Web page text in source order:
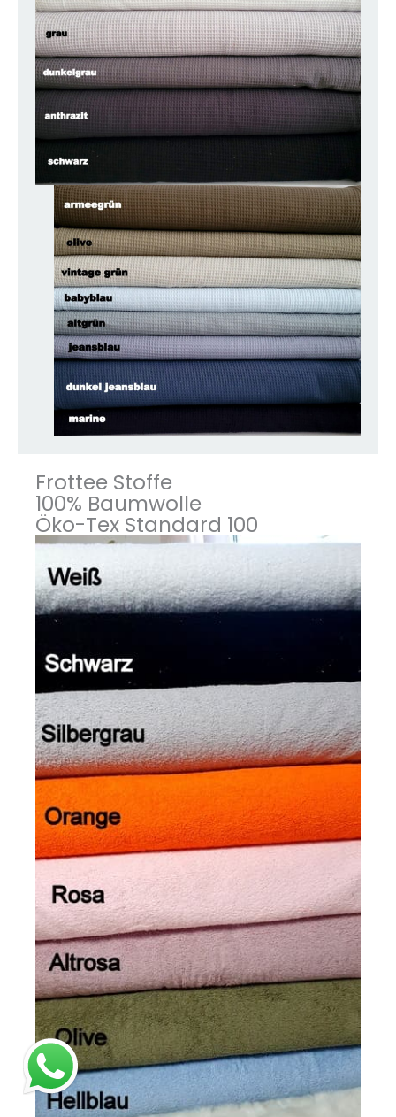
Frottee Stoffe
100% Baumwolle
Öko-Tex Standard 100